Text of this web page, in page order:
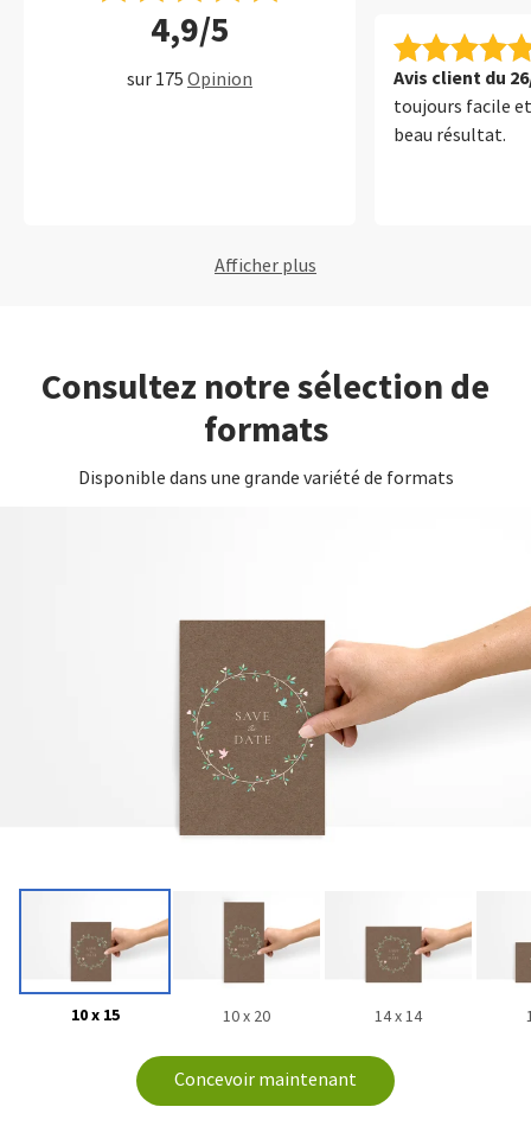
4,9/5
sur 175 Opinion Avis client du
toujours facile
beau résultat.
Afficher plus
Consultez notre sélection de
formats
Disponible dans une grande variété de formats
10 x 15 10 x 20 14 x 14
Concevoir maintenant